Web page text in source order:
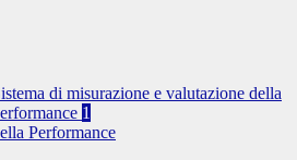
di misurazione e valutazione della
1
Performance